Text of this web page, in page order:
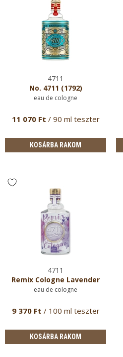
4711
No. 4711 (1792)
eau de cologne
11 070 Ft / 90 ml teszter
KOSÁRBA RAKOM
4711
Remix Cologne Lavender
eau de cologne
9 370 Ft / 100 ml teszter
KOSÁRBA RAKOM